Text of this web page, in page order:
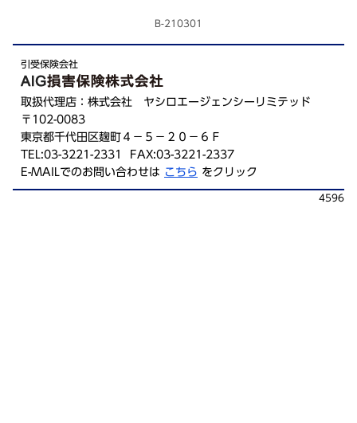
B-210301
引受保険会社
取扱代理店：株式会社 ヤシロエージェンシーリミテッド
〒102-0083
東京都千代田区麹町４－５－２０－６Ｆ
TEL:03-3221-2331 FAX:03-3221-2337
E-MAILでのお問い合わせは こちら をクリック
4596